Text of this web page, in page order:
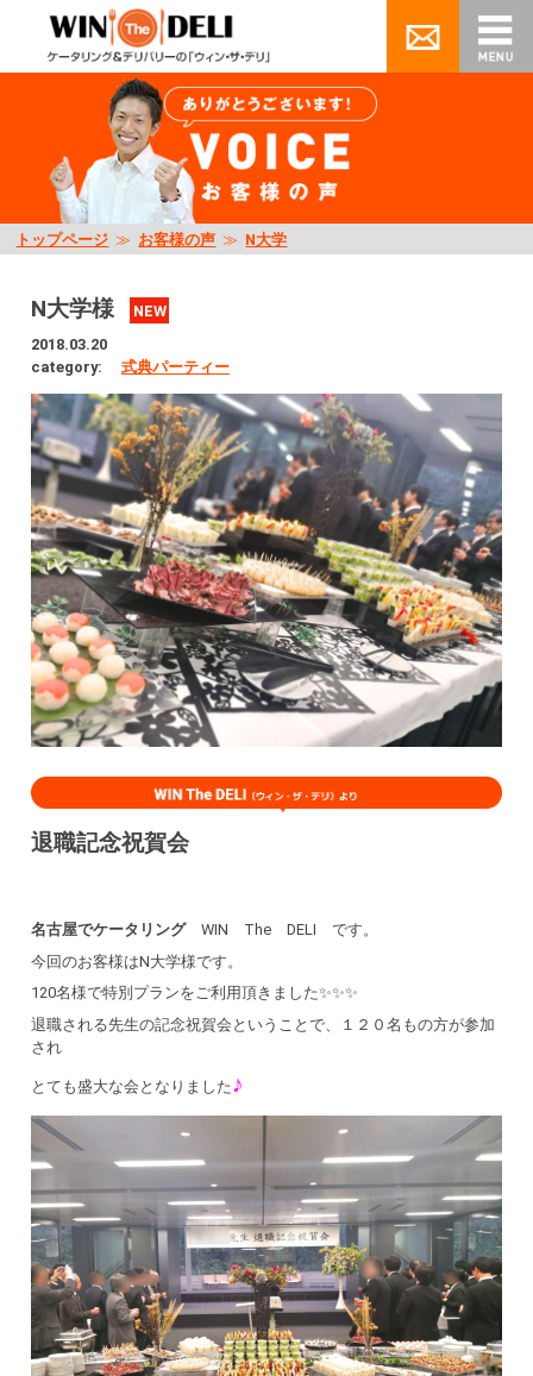
トップページ ≫ お客様の声 ≫ N大学
N大学様
NEW
2018.03.20
category:
式典パーティー
退職記念祝賀会
名古屋でケータリングWIN The DELI です。
今回のお客様はN大学様です。
120名様で特別プランをご利用頂きました✨✨✨
退職される先生の記念祝賀会ということで、１２０名もの方が参加
され
とても盛大な会となりました ♪